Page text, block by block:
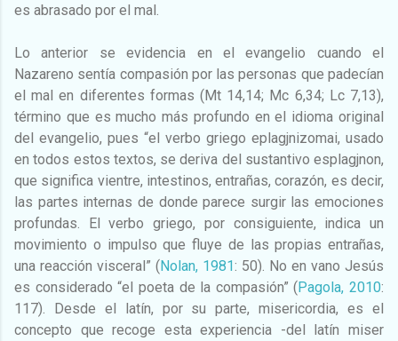
es abrasado por el mal.
Lo anterior se evidencia en el evangelio cuando el
Nazareno sentía compasión por las personas que padecían
el mal en diferentes formas (Mt 14,14; Mc 6,34; Lc 7,13),
término que es mucho más profundo en el idioma original
del evangelio, pues “el verbo griego eplagjnizomai, usado
en todos estos textos, se deriva del sustantivo esplagjnon,
que significa vientre, intestinos, entrañas, corazón, es decir,
las partes internas de donde parece surgir las emociones
profundas. El verbo griego, por consiguiente, indica un
movimiento o impulso que fluye de las propias entrañas,
una reacción visceral” (Nolan, 1981: 50). No en vano Jesús
es considerado “el poeta de la compasión” (Pagola, 2010:
117). Desde el latín, por su parte, misericordia, es el
concepto que recoge esta experiencia -del latín miser